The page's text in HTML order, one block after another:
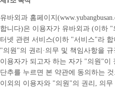
유바외과 홈페이지
합니다)은 이용자가 유바외과 (이하
터넷 관련 서비스(이하 "서비스"라
"의원"의 권리·의무 및 책임사항을
이용자가 되고자 하는 자가 "의원"이
단추를 누르면 본 약관에 동의하는
이외의 이용자와 "의원"의 권리, 의